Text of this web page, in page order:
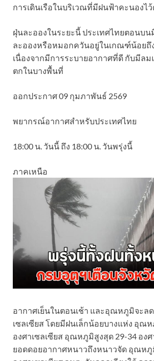
การเดินเรือในบริเวณที่มีฝนฟ้าคะนองไว้
ฝุ่นละอองในระยะนี้ ประเทศไทยตอนบ
ละอองหรือหมอกควันอยู่ในเกณฑ์น้อยถึ
เนื่องจากมีการระบายอากาศที่ดี กับมีล
ตกในบางพื้นที่
ออกประกาศ 09 กุมภาพันธ์ 2569
พยากรณ์อากาศสำหรับประเทศไทย
18:00 น. วันนี้ ถึง 18:00 น. วันพรุ่งนี้
ภาคเหนือ
อากาศเย็นในตอนเช้า และอุณหภูมิจะลด
เซลเซียส โดยมีฝนเล็กน้อยบางแห่ง อุณ
องศาเซลเซียส อุณหภูมิสูงสุด 29-34 องศ
ยอดดอยอากาศหนาวถึงหนาวจัด อุณหภู